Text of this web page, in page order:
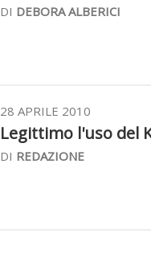
DI DEBORA ALBERICI
28 APRILE 2010
Legittimo l'uso del
DI REDAZIONE